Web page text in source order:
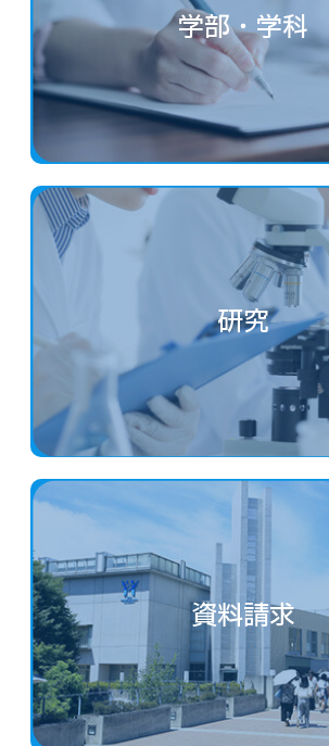
学部・学科
研究
資料請求